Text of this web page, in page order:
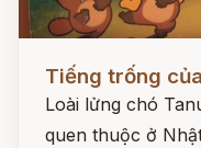
Đọc ngay
Tiếng trống
Loài lửng chó
quen thuộc ở